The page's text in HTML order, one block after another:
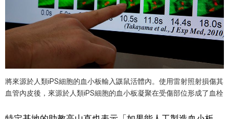
將來源於人類iPS細胞的血小板輸入鼷鼠活體內。使用雷射照射損傷其
血管內皮後，來源於人類iPS細胞的血小板凝聚在受傷部位形成了血栓